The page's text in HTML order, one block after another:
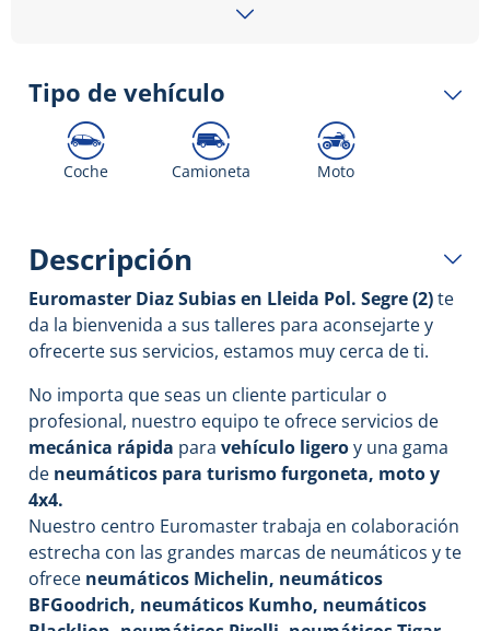
Tipo de vehículo
Coche Camioneta Moto
Descripción
Euromaster Diaz Subias en Lleida Pol. Segre (2)te
da la bienvenida a sus talleres para aconsejarte y
ofrecerte sus servicios, estamos muy cerca de ti.
No importa que seas un cliente particular o
profesional, nuestro equipo te ofrece servicios de
mecánica rápida para vehículo ligeroy una gama
de neumáticos para turismo furgoneta, moto y
4x4.
Nuestro centro Euromaster trabaja en colaboración
estrecha con las grandes marcas de neumáticos y te
ofrece neumáticos Michelin, neumáticos
BFGoodrich, neumáticos Kumho, neumáticos